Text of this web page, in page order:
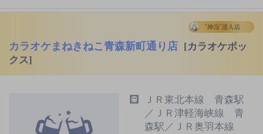
カラオケまねきねこ青森新町通り店 [カラオケボッ
クス]
ＪＲ東北本線 青森駅
／ＪＲ津軽海峡線 青
森駅／ＪＲ奥羽本線